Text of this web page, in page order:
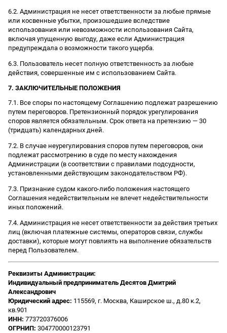
6.2. Администрация не несет ответственности за любые прямые
или косвенные убытки, произошедшие вследствие
использования или невозможности использования Сайта,
включая упущенную выгоду, даже если Администрация
предупреждала о возможности такого ущерба.
6.3. Пользователь несет полную ответственность за любые
действия, совершенные им с использованием Сайта.
7. ЗАКЛЮЧИТЕЛЬНЫЕ ПОЛОЖЕНИЯ
7.1. Все споры по настоящему Соглашению подлежат разрешению
путем переговоров. Претензионный порядок урегулирования
споров является обязательным. Срок ответа на претензию — 30
(тридцать) календарных дней.
7.2. В случае неурегулирования споров путем переговоров, они
подлежат рассмотрению в суде по месту нахождения
Администрации (в соответствии с правилами подсудности,
установленными действующим законодательством РФ).
7.3. Признание судом какого-либо положения настоящего
Соглашения недействительным не влечет недействительности
иных положений.
7.4. Администрация не несет ответственности за действия третьих
лиц (включая платежные системы, операторов связи, службы
доставки), которые могут повлиять на выполнение обязательств
перед Пользователем.
Реквизиты Администрации:
Индивидуальный предприниматель Десятов Дмитрий
Александрович
Юридический адрес: 115569, г. Москва, Каширское ш., д.80 к.2,
кв.901
ИНН: 773720376006
ОГРНИП: 304770000123791